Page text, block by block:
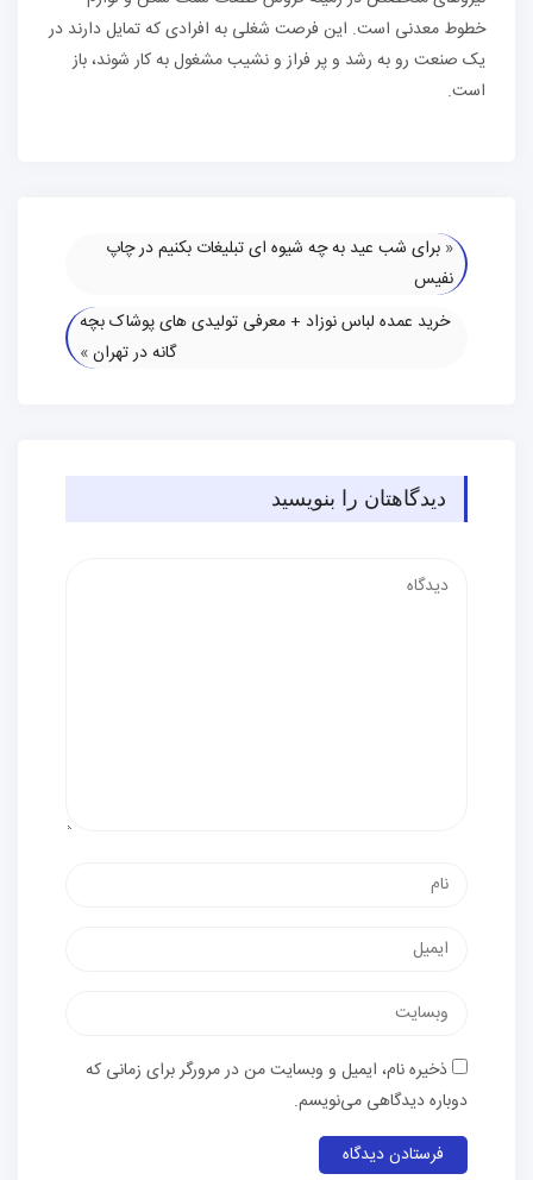
خطوط معدنی است. این فرصت شغلی به افرادی که تمایل دارند در
یک صنعت رو به رشد و پر فراز و نشیب مشغول به کار شوند، باز
است.
« برای شب عید به چه شیوه ای تبلیغات بکنیم در چاپ
نفیس
خرید عمده لباس نوزاد + معرفی تولیدی های پوشاک بچه
گانه در تهران»
دیدگاهتان را بنویسید
ذخیره نام، ایمیل و وبسایت من در مرورگر برای زمانی که
دوباره دیدگاهی می‌نویسم.